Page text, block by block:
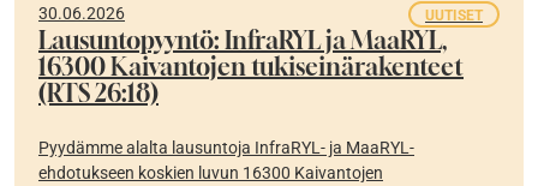
30.06.2026 UUTISET
Lausuntopyyntö: InfraRYL ja MaaRYL,
16300 Kaivantojen tukiseinärakenteet
(RTS 26:18)
Pyydämme alalta lausuntoja InfraRYL- ja MaaRYL-
ehdotukseen koskien luvun 16300 Kaivantojen